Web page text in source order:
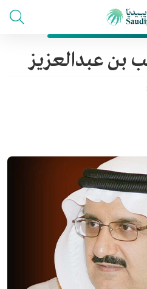
بن عبدالعزيز